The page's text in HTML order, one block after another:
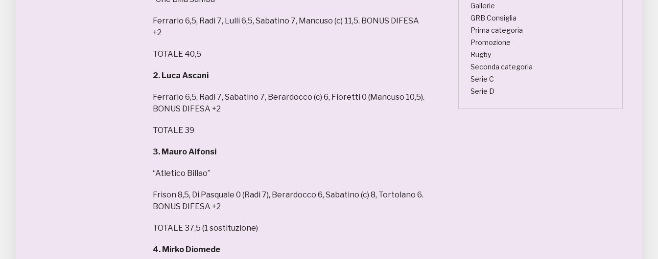
Ferrario 6,5, Radi 7, Lulli 6,5, Sabatino 7, Mancuso (c) 11,5. BONUS DIFESA
+2
TOTALE 40,5
2. Luca Ascani
Ferrario 6,5, Radi 7, Sabatino 7, Berardocco (c) 6, Fioretti 0 (Mancuso 10,5).
BONUS DIFESA +2
TOTALE 39
3. Mauro Alfonsi
“Atletico Billao”
Frison 8,5, Di Pasquale 0 (Radi 7), Berardocco 6, Sabatino (c) 8, Tortolano 6.
BONUS DIFESA +2
TOTALE 37,5 (1 sostituzione)
4. Mirko Diomede
Gallerie
GRB Consiglia
Prima categoria
Promozione
Rugby
Seconda categoria
Serie C
Serie D